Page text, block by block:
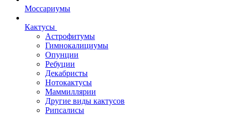
Моссариумы
Кактусы
Астрофитумы
Гимнокалициумы
Опунции
Ребуции
Декабристы
Нотокактусы
Маммиллярии
Другие виды кактусов
Рипсалисы